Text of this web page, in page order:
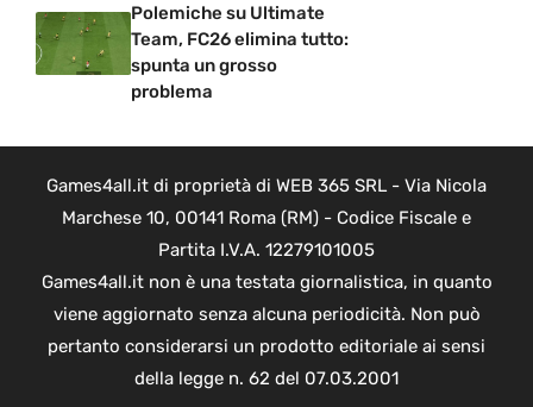
Polemiche su Ultimate
Team, FC26 elimina tutto:
spunta un grosso
problema
Games4all.it di proprietà di WEB 365 SRL - Via Nicola
Marchese 10, 00141 Roma (RM) - Codice Fiscale e
Partita I.V.A. 12279101005
Games4all.it non è una testata giornalistica, in quanto
viene aggiornato senza alcuna periodicità. Non può
pertanto considerarsi un prodotto editoriale ai sensi
della legge n. 62 del 07.03.2001